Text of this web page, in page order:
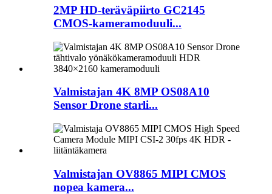
2MP HD-teräväpiirto GC2145
CMOS-kameramoduuli...
Valmistajan 4K 8MP OS08A10
Sensor Drone starli...
Valmistajan OV8865 MIPI CMOS
nopea kamera...